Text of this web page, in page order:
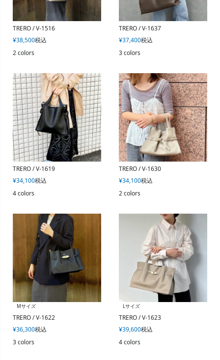
TRERO / V-1516
¥38,500税込
2 colors
TRERO / V-1637
¥37,400税込
3 colors
TRERO / V-1619
¥34,100税込
4 colors
TRERO / V-1630
¥34,100税込
2 colors
Mサイズ
TRERO / V-1622
¥36,300税込
3 colors
Lサイズ
TRERO / V-1623
¥39,600税込
4 colors